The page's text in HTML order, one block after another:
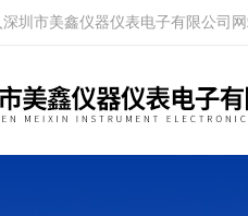
圳市美鑫仪器仪表电子有限公司网